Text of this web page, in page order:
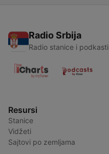
Radio Srbija
Radio stanice i podkasti
Resursi
Stanice
Vidžeti
Sajtovi po zemljama